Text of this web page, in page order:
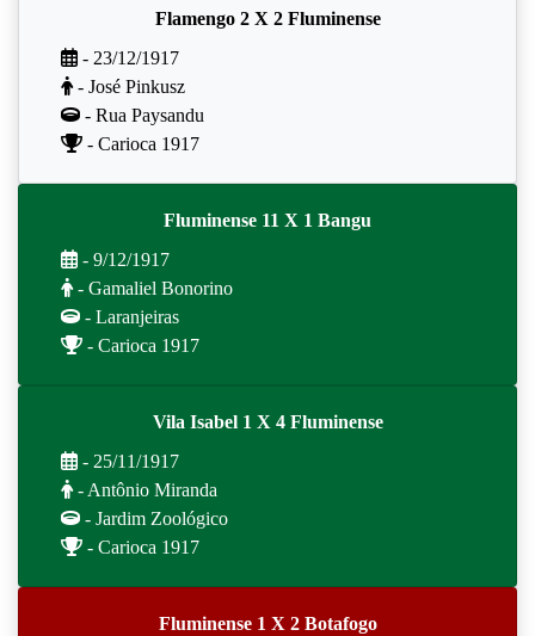
Flamengo 2 X 2 Fluminense
- 23/12/1917
- José Pinkusz
- Rua Paysandu
- Carioca 1917
Fluminense 11 X 1 Bangu
- 9/12/1917
- Gamaliel Bonorino
- Laranjeiras
- Carioca 1917
Vila Isabel 1 X 4 Fluminense
- 25/11/1917
- Antônio Miranda
- Jardim Zoológico
- Carioca 1917
Fluminense 1 X 2 Botafogo